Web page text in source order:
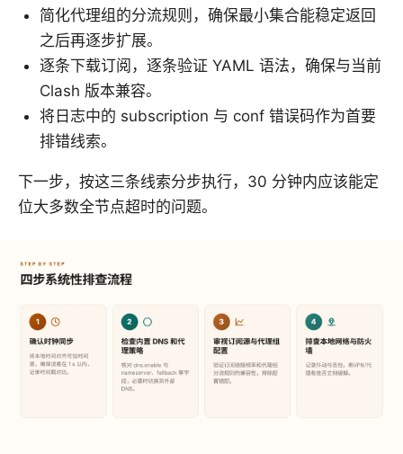
简化代理组的分流规则，确保最小集合能稳定返回
之后再逐步扩展。
逐条下载订阅，逐条验证 YAML 语法，确保与当前
Clash 版本兼容。
将日志中的 subscription 与 conf 错误码作为首要
排错线索。
下一步，按这三条线索分步执行，30 分钟内应该能定
位大多数全节点超时的问题。